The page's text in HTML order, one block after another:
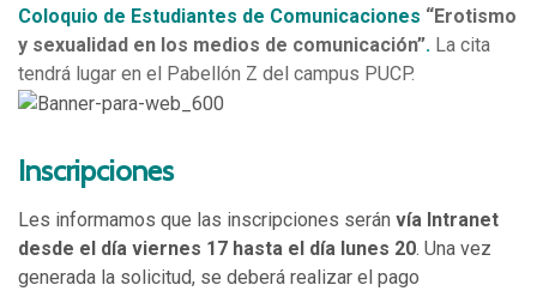
Coloquio de Estudiantes de Comunicaciones “Erotismo
y sexualidad en los medios de comunicación”. La cita
tendrá lugar en el Pabellón Z del campus PUCP.
Inscripciones
Les informamos que las inscripciones serán vía Intranet
desde el día viernes 17 hasta el día lunes 20. Una vez
generada la solicitud, se deberá realizar el pago